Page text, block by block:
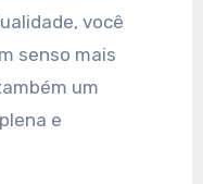
você
senso mais
um
e